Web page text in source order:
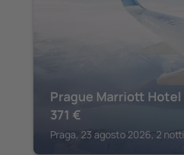
Prague Marriott Hotel
371 €
Praga, 23 agosto 2026, 2 notti